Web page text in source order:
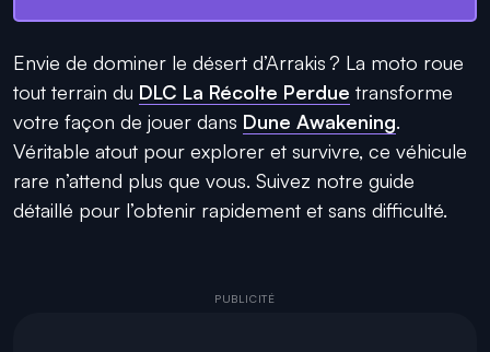
Envie de dominer le désert d’Arrakis ? La moto roue
tout terrain du DLC La Récolte Perdue transforme
votre façon de jouer dans Dune Awakening.
Véritable atout pour explorer et survivre, ce véhicule
rare n’attend plus que vous. Suivez notre guide
détaillé pour l’obtenir rapidement et sans difficulté.